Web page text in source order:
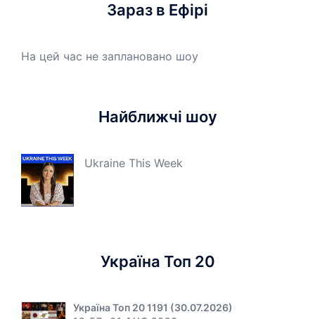
Зараз в Ефірі
На цей час не заплановано шоу
Найближчі шоу
Ukraine This Week
Україна Топ 20
Україна Топ 20 1191 (30.07.2026)